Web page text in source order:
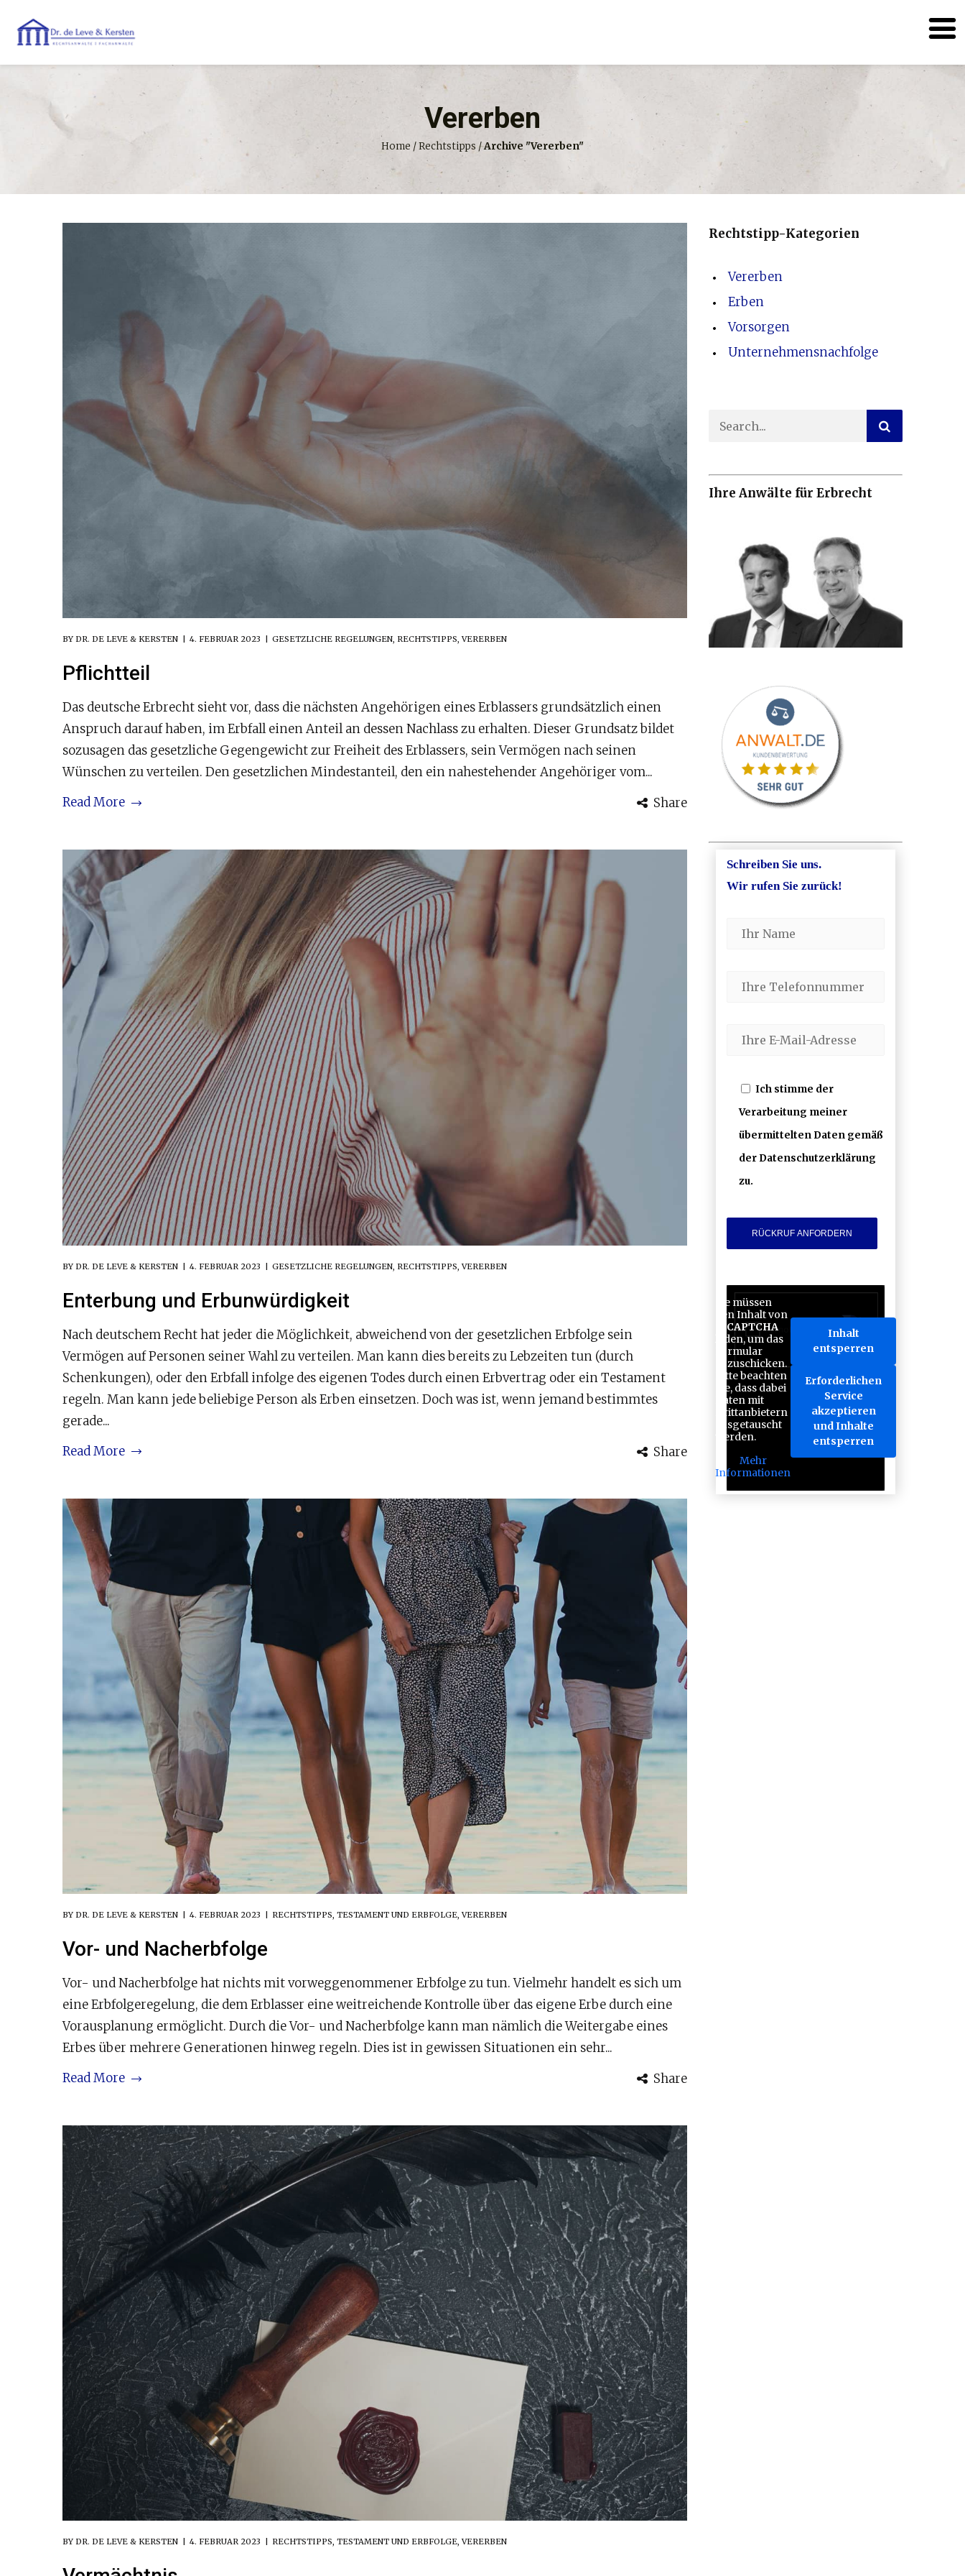
Vererben
Home /Rechtstipps /Archive "Vererben"
BY DR. DE LEVE & KERSTEN 4. FEBRUAR 2023 GESETZLICHE REGELUNGEN, RECHTSTIPPS,VERERBEN
Pflichtteil
Das deutsche Erbrecht sieht vor, dass die nächsten Angehörigen eines Erblassers grundsätzlich einen
Anspruch darauf haben, im Erbfall einen Anteil an dessen Nachlass zu erhalten. Dieser Grundsatz bildet
sozusagen das gesetzliche Gegengewicht zur Freiheit des Erblassers, sein Vermögen nach seinen
Wünschen zu verteilen. Den gesetzlichen Mindestanteil, den ein nahestehender Angehöriger vom...
Read More
Share
BY DR. DE LEVE & KERSTEN 4. FEBRUAR 2023 GESETZLICHE REGELUNGEN RECHTSTIPPS ,VERERBEN
Enterbung und Erbunwürdigkeit
Nach deutschem Recht hat jeder die Möglichkeit, abweichend von der gesetzlichen Erbfolge sein
Vermögen auf Personen seiner Wahl zu verteilen. Man kann dies bereits zu Lebzeiten tun (durch
Schenkungen), oder den Erbfall infolge des eigenen Todes durch einen Erbvertrag oder ein Testament
regeln. Man kann jede beliebige Person als Erben einsetzen. Doch was ist, wenn jemand bestimmtes
gerade...
Read More
Share
BY DR. DE LEVE & KERSTEN 4. FEBRUAR 2023 RECHTSTIPPS TESTAMENT UND ERBFOLGE ,VERERBEN
Vor- und Nacherbfolge
Vor- und Nacherbfolge hat nichts mit vorweggenommener Erbfolge zu tun. Vielmehr handelt es sich um
eine Erbfolgeregelung, die dem Erblasser eine weitreichende Kontrolle über das eigene Erbe durch eine
Vorausplanung ermöglicht. Durch die Vor- und Nacherbfolge kann man nämlich die Weitergabe eines
Erbes über mehrere Generationen hinweg regeln. Dies ist in gewissen Situationen ein sehr...
Read More
Share
BY DR. DE LEVE & KERSTEN 4. FEBRUAR 2023 RECHTSTIPPS, TESTAMENT UND ERBFOLGE,VERERBEN
Rechtstipp-Kategorien
Vererben
Erben
Vorsorgen
Unternehmensnachfolge
Ihre Anwälte für Erbrecht
Schreiben Sie uns.
Wir rufen Sie zurück!
Ich stimme der
Verarbeitung meiner
übermittelten Daten gemäß
der Datenschutzerklärung
zu.
Sie müssen
den Inhalt von
reCAPTCHA
laden, um das
Formular
abzuschicken.
Bitte beachten
Sie, dass dabei
Daten mit
Drittanbietern
ausgetauscht
werden.
Mehr
Informationen
Inhalt
entsperren
Erforderlichen
Service
akzeptieren
und Inhalte
entsperren